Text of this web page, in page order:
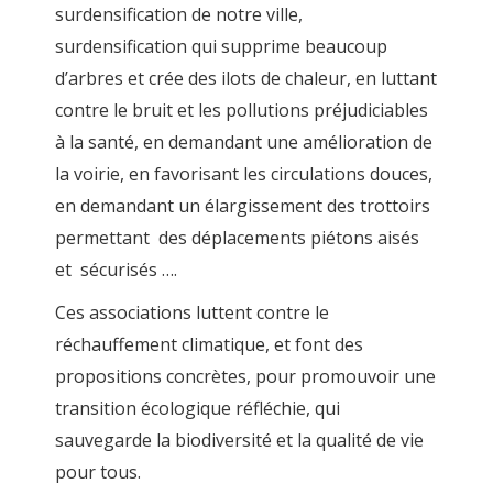
surdensification de notre ville,
surdensification qui supprime beaucoup
d’arbres et crée des ilots de chaleur, en luttant
contre le bruit et les pollutions préjudiciables
à la santé, en demandant une amélioration de
la voirie, en favorisant les circulations douces,
en demandant un élargissement des trottoirs
permettant des déplacements piétons aisés
et sécurisés ….
Ces associations luttent contre le
réchauffement climatique, et font des
propositions concrètes, pour promouvoir une
transition écologique réfléchie, qui
sauvegarde la biodiversité et la qualité de vie
pour tous.